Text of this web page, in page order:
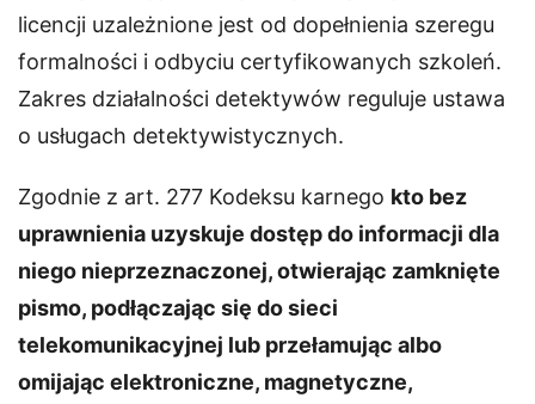
licencji uzależnione jest od dopełnienia szeregu
formalności i odbyciu certyfikowanych szkoleń.
Zakres działalności detektywów reguluje ustawa
o usługach detektywistycznych.
Zgodnie z art. 277 Kodeksu karnego kto bez
uprawnienia uzyskuje dostęp do informacji dla
niego nieprzeznaczonej, otwierając zamknięte
pismo, podłączając się do sieci
telekomunikacyjnej lub przełamując albo
omijając elektroniczne, magnetyczne,